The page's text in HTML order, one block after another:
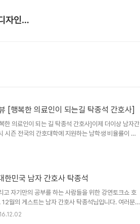
B:Origin_자기다움을 디자인합니다
[행복한 의료인이 되는길 탁종석 간호사]
의료인이 되는 길 탁종석 간호사]이제 더이상 남자간
시즌 전국의 간호대학에 지원하는 남학생 비율률이 늘
세태를 반영하듯 요즘 의학 드라마에서는 남자 간호사
를 만나 간호사로 사는 이야기를 들어보았다. Q. 현재
울대학교병원 공공의료사업단에서 불우환자돕기후원
민국 남자 간호사 탁종석
고 자기만의 공부를 하는 사람들을 위한 강연토크쇼 호
월의 게스트는 남자 간호사 탁종석님입니다. 여러분이
호사였어요. 탁종석 간호사님은 분당서울대학병원에서